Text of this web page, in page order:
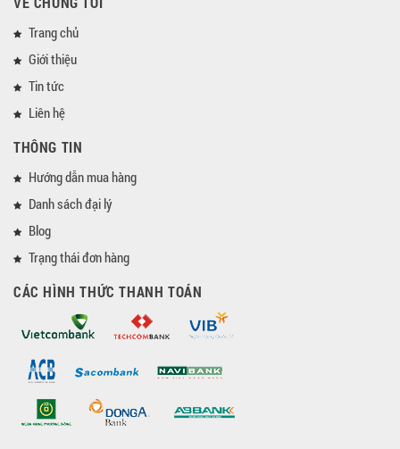
Trang chủ
Giới thiệu
Tin tức
Liên hệ
THÔNG TIN
Hướng dẫn mua hàng
Danh sách đại lý
Blog
Trạng thái đơn hàng
CÁC HÌNH THỨC THANH TOÁN